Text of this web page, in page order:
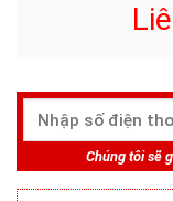
Chúng tôi sẽ